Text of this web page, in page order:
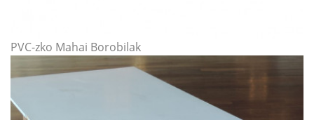
PVC-zko Mahai Borobilak